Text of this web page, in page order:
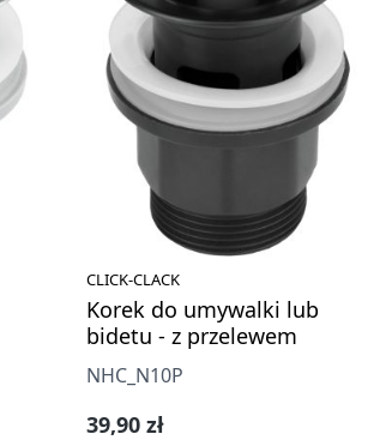
CLICK-CLACK
Korek do umywalki lub
bidetu - z przelewem
NHC_N10P
Cena regularna:
39,90 zł